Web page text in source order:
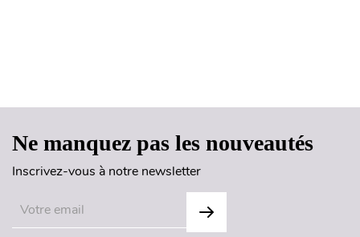
Ne manquez pas les nouveautés
Inscrivez-vous à notre newsletter